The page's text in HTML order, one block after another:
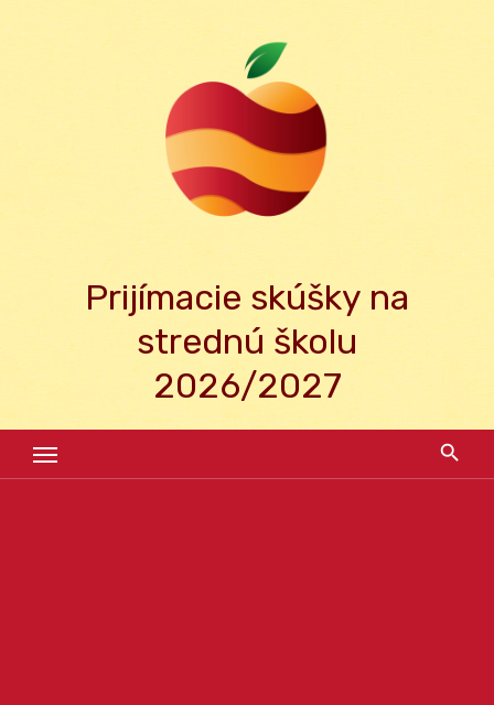
Prijímacie skúšky na
strednú školu
2026/2027